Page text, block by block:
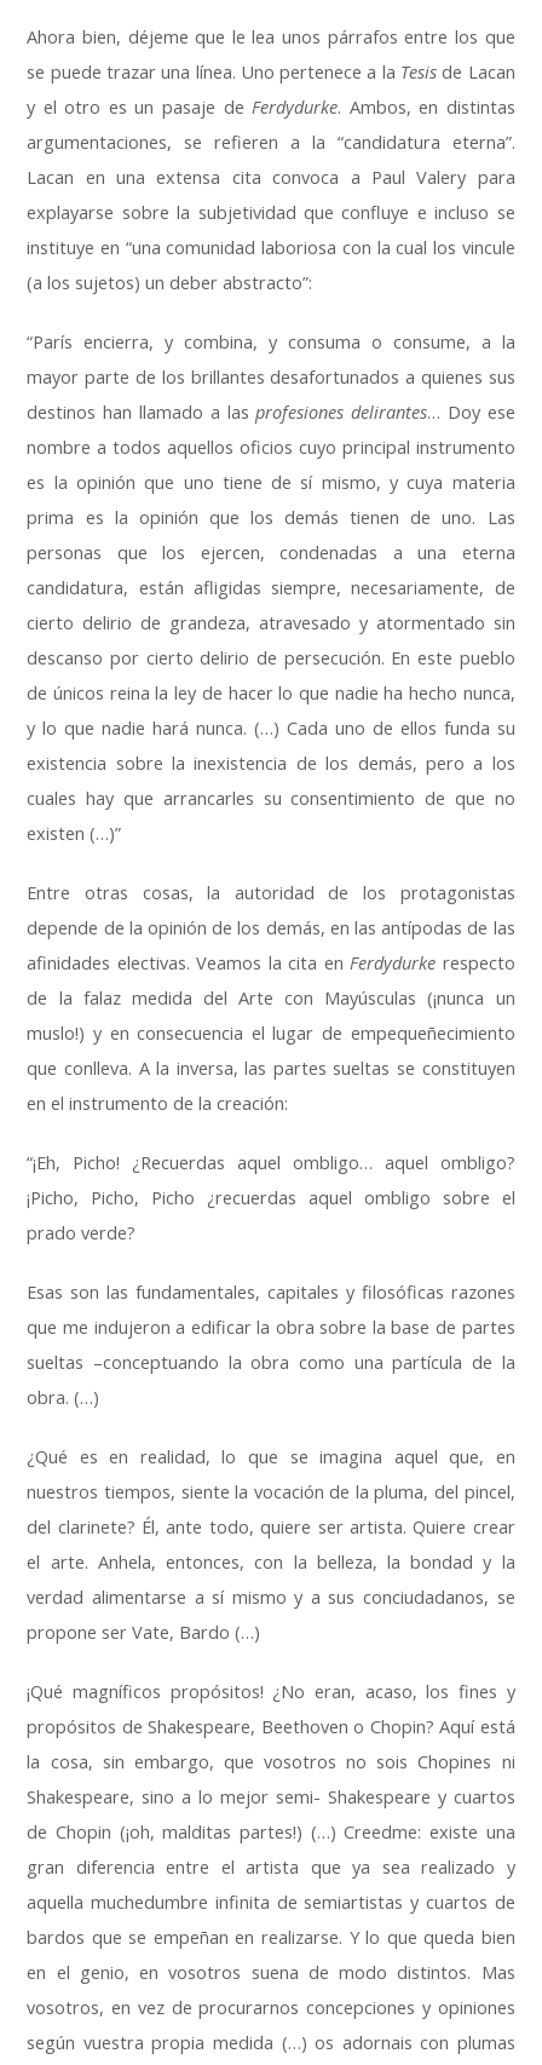
Ahora bien, déjeme que le lea unos párrafos entre los que
se puede trazar una línea. Uno pertenece a la Tesis de Lacan
y el otro es un pasaje deFerdydurke. Ambos, en distintas
argumentaciones, se refieren a la “candidatura eterna”.
Lacan en una extensa cita convoca a Paul Valery para
explayarse sobre la subjetividad que confluye e incluso se
instituye en “una comunidad laboriosa con la cual los vincule
(a los sujetos) un deber abstracto”:
“París encierra, y combina, y consuma o consume, a la
mayor parte de los brillantes desafortunados a quienes sus
destinos han llamado a lasprofesiones delirantes… Doy ese
nombre a todos aquellos oficios cuyo principal instrumento
es la opinión que uno tiene de sí mismo, y cuya materia
prima es la opinión que los demás tienen de uno. Las
personas que los ejercen, condenadas a una eterna
candidatura, están afligidas siempre, necesariamente, de
cierto delirio de grandeza, atravesado y atormentado sin
descanso por cierto delirio de persecución. En este pueblo
de únicos reina la ley de hacer lo que nadie ha hecho nunca,
y lo que nadie hará nunca. (…) Cada uno de ellos funda su
existencia sobre la inexistencia de los demás, pero a los
cuales hay que arrancarles su consentimiento de que no
existen (…)”
Entre otras cosas, la autoridad de los protagonistas
depende de la opinión de los demás, en las antípodas de las
afinidades electivas. Veamos la cita enFerdydurke respecto
de la falaz medida del Arte con Mayúsculas (¡nunca un
muslo!) y en consecuencia el lugar de empequeñecimiento
que conlleva. A la inversa, las partes sueltas se constituyen
en el instrumento de la creación:
“¡Eh, Picho! ¿Recuerdas aquel ombligo… aquel ombligo?
¡Picho, Picho, Picho ¿recuerdas aquel ombligo sobre el
prado verde?
Esas son las fundamentales, capitales y filosóficas razones
que me indujeron a edificar la obra sobre la base de partes
sueltas –conceptuando la obra como una partícula de la
obra. (…)
¿Qué es en realidad, lo que se imagina aquel que, en
nuestros tiempos, siente la vocación de la pluma, del pincel,
del clarinete? Él, ante todo, quiere ser artista. Quiere crear
el arte. Anhela, entonces, con la belleza, la bondad y la
verdad alimentarse a sí mismo y a sus conciudadanos, se
propone ser Vate, Bardo (…)
¡Qué magníficos propósitos! ¿No eran, acaso, los fines y
propósitos de Shakespeare, Beethoven o Chopin? Aquí está
la cosa, sin embargo, que vosotros no sois Chopines ni
Shakespeare, sino a lo mejor semi- Shakespeare y cuartos
de Chopin (¡oh, malditas partes!) (…) Creedme: existe una
gran diferencia entre el artista que ya sea realizado y
aquella muchedumbre infinita de semiartistas y cuartos de
bardos que se empeñan en realizarse. Y lo que queda bien
en el genio, en vosotros suena de modo distintos. Mas
vosotros, en vez de procurarnos concepciones y opiniones
según vuestra propia medida (…) os adornais con plumas